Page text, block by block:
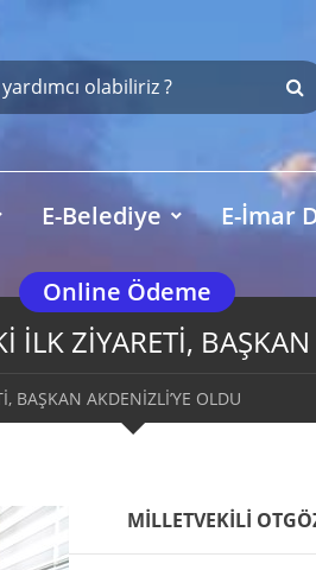
E-Belediye E-İmar
Online Ödeme
İLK ZİYARETİ,
BAŞKAN AKDENİZLİ’YE OLDU
MİLLETVEKİLİ